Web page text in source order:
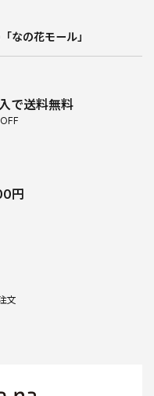
なの花モール」
で送料無料
円
文